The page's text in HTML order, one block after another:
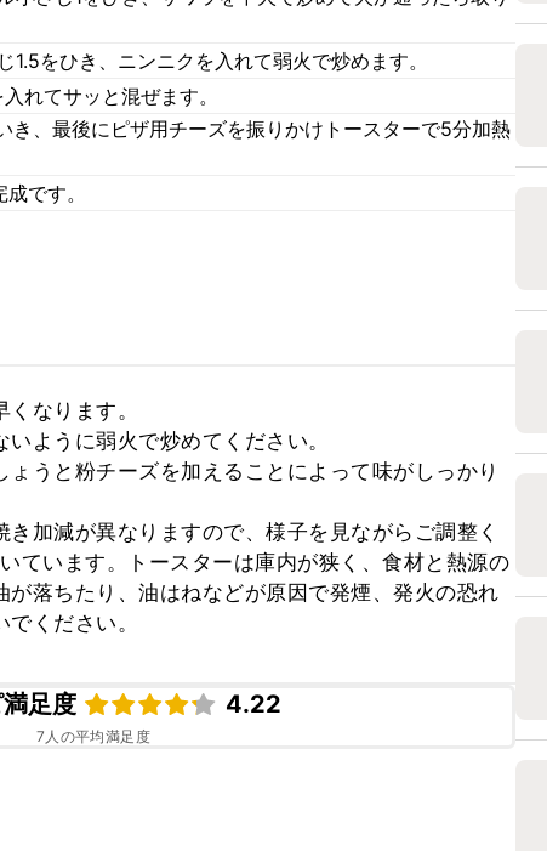
をひき、ニンニクを入れて弱火で炒めます。
れてサッと混ぜます。
き、最後にピザ用チーズを振りかけトースターで5分加熱
です。
なります。
ように弱火で炒めてください。
ょうと粉チーズを加えることによって味がしっかり
加減が異なりますので、様子を見ながらご調整く
います。トースターは庫内が狭く、食材と熱源の
落ちたり、油はねなどが原因で発煙、発火の恐れ
ください。
足度
4.22
7 人の平均満足度